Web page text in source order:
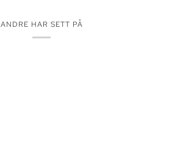
ANDRE HAR SETT PÅ